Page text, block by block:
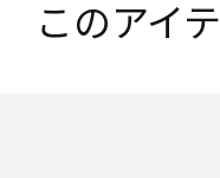
このアイ